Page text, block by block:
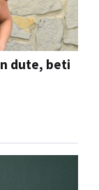
dute, beti